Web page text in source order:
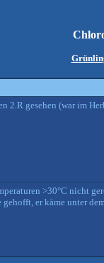
2.R gesehen (war im
>30°C nicht
er käme unter